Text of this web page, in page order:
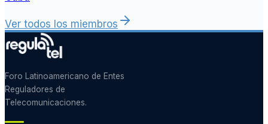
Ver todos los miembros
Foro Latinoamericano de Entes
Reguladores de
Telecomunicaciones.